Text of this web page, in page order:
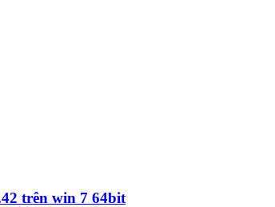
trên win 7 64bit